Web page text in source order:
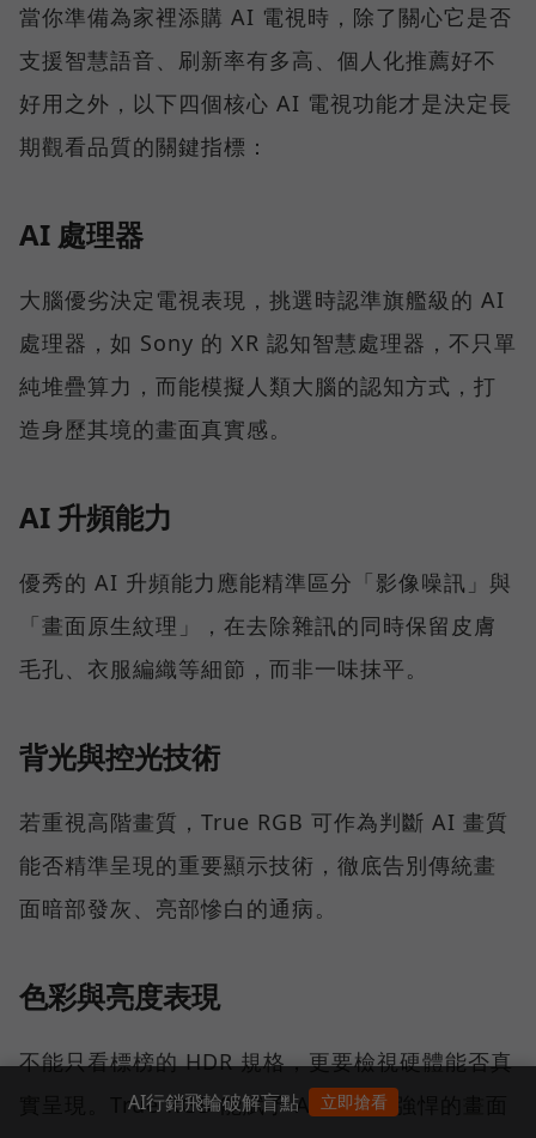
當你準備為家裡添購 AI 電視時，除了關心它是否
支援智慧語音、刷新率有多高、個人化推薦好不
好用之外，以下四個核心 AI 電視功能才是決定長
期觀看品質的關鍵指標：
AI 處理器
大腦優劣決定電視表現，挑選時認準旗艦級的 AI
處理器，如 Sony 的 XR 認知智慧處理器，不只單
純堆疊算力，而能模擬人類大腦的認知方式，打
造身歷其境的畫面真實感。
AI 升頻能力
優秀的 AI 升頻能力應能精準區分「影像噪訊」與
「畫面原生紋理」，在去除雜訊的同時保留皮膚
毛孔、衣服編織等細節，而非一味抹平。
背光與控光技術
若重視高階畫質，True RGB 可作為判斷 AI 畫質
能否精準呈現的重要顯示技術，徹底告別傳統畫
面暗部發灰、亮部慘白的通病。
色彩與亮度表現
不能只看標榜的 HDR 規格，更要檢視硬體能否真
實呈現。True RGB 能賦予 AI 電視更強悍的畫面
AI行銷飛輪破解盲點 立即搶看